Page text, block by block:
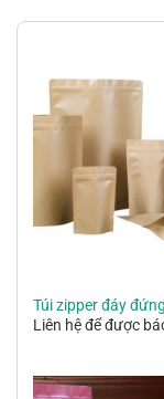
Túi zipper đáy đứng
Liên hệ để được